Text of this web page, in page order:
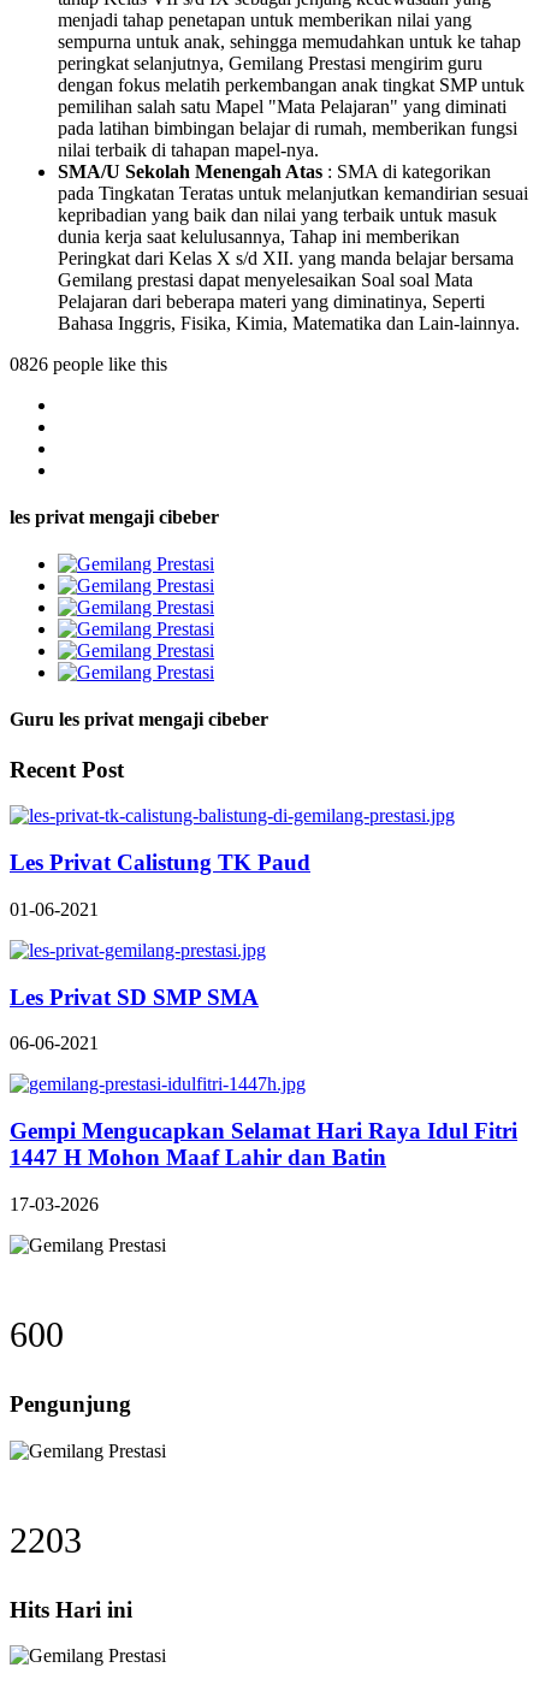
menjadi tahap penetapan untuk memberikan nilai yang
sempurna untuk anak, sehingga memudahkan untuk ke tahap
peringkat selanjutnya, Gemilang Prestasi mengirim guru
dengan fokus melatih perkembangan anak tingkat SMP untuk
pemilihan salah satu Mapel "Mata Pelajaran" yang diminati
pada latihan bimbingan belajar di rumah, memberikan fungsi
nilai terbaik di tahapan mapel-nya.
SMA/U Sekolah Menengah Atas : SMA di kategorikan
pada Tingkatan Teratas untuk melanjutkan kemandirian sesuai
kepribadian yang baik dan nilai yang terbaik untuk masuk
dunia kerja saat kelulusannya, Tahap ini memberikan
Peringkat dari Kelas X s/d XII. yang manda belajar bersama
Gemilang prestasi dapat menyelesaikan Soal soal Mata
Pelajaran dari beberapa materi yang diminatinya, Seperti
Bahasa Inggris, Fisika, Kimia, Matematika dan Lain-lainnya.
0826 people like this
les privat mengaji cibeber
Guru les privat mengaji cibeber
Recent Post
Les Privat Calistung TK Paud
01-06-2021
Les Privat SD SMP SMA
06-06-2021
Gempi Mengucapkan Selamat Hari Raya Idul Fitri
1447 H Mohon Maaf Lahir dan Batin
17-03-2026
600
Pengunjung
2203
Hits Hari ini